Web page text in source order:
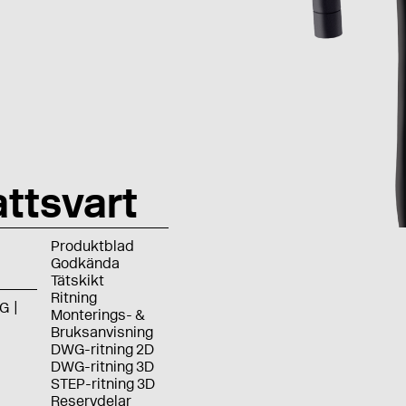
Produktblad
Godkända
Tätskikt
Ritning
Monterings- &
Bruksanvisning
DWG-ritning 2D
DWG-ritning 3D
STEP-ritning 3D
Reservdelar